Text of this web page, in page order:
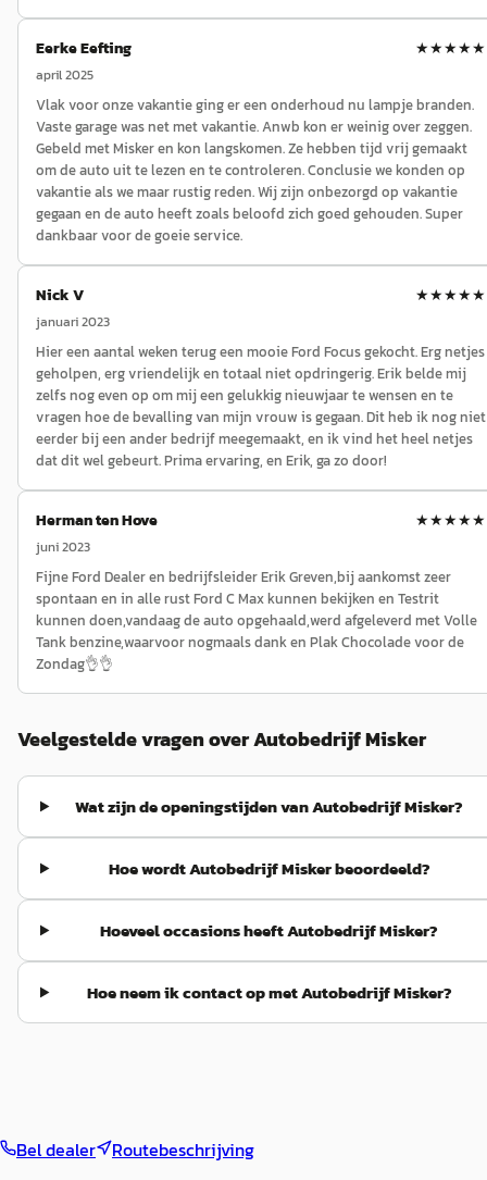
Eerke Eefting
april 2025
★★★★★
Vlak voor onze vakantie ging er een onderhoud nu lampje branden.
Vaste garage was net met vakantie. Anwb kon er weinig over zeggen.
Gebeld met Misker en kon langskomen. Ze hebben tijd vrij gemaakt
om de auto uit te lezen en te controleren. Conclusie we konden op
vakantie als we maar rustig reden. Wij zijn onbezorgd op vakantie
gegaan en de auto heeft zoals beloofd zich goed gehouden. Super
dankbaar voor de goeie service.
Nick V
januari 2023
★★★★★
Hier een aantal weken terug een mooie Ford Focus gekocht. Erg netjes
geholpen, erg vriendelijk en totaal niet opdringerig. Erik belde mij
zelfs nog even op om mij een gelukkig nieuwjaar te wensen en te
vragen hoe de bevalling van mijn vrouw is gegaan. Dit heb ik nog niet
eerder bij een ander bedrijf meegemaakt, en ik vind het heel netjes
dat dit wel gebeurt. Prima ervaring, en Erik, ga zo door!
Herman ten Hove
juni 2023
★★★★★
Fijne Ford Dealer en bedrijfsleider Erik Greven,bij aankomst zeer
spontaan en in alle rust Ford C Max kunnen bekijken en Testrit
kunnen doen,vandaag de auto opgehaald,werd afgeleverd met Volle
Tank benzine,waarvoor nogmaals dank en Plak Chocolade voor de
Zondag👌👌
Veelgestelde vragen over Autobedrijf Misker
Wat zijn de openingstijden van Autobedrijf Misker?
Hoe wordt Autobedrijf Misker beoordeeld?
Hoeveel occasions heeft Autobedrijf Misker?
Hoe neem ik contact op met Autobedrijf Misker?
Bel dealer Routebeschrijving